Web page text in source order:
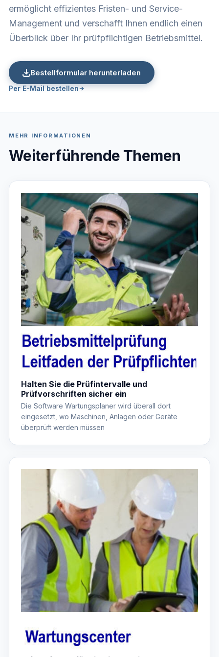
ermöglicht effizientes Fristen- und Service-
Management und verschafft Ihnen endlich einen
Überblick über Ihr prüfpflichtigen Betriebsmittel.
Bestellformular herunterladen
Per E-Mail bestellen
MEHR INFORMATIONEN
Weiterführende Themen
Halten Sie die Prüfintervalle und
Prüfvorschriften sicher ein
Die Software Wartungsplaner wird überall dort
eingesetzt, wo Maschinen, Anlagen oder Geräte
überprüft werden müssen